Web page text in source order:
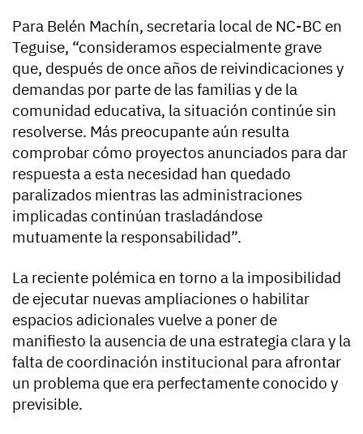
Para Belén Machín, secretaria local de NC-BC en
Teguise, “consideramos especialmente grave
que, después de once años de reivindicaciones y
demandas por parte de las familias y de la
comunidad educativa, la situación continúe sin
resolverse. Más preocupante aún resulta
comprobar cómo proyectos anunciados para dar
respuesta a esta necesidad han quedado
paralizados mientras las administraciones
implicadas continúan trasladándose
mutuamente la responsabilidad”.
La reciente polémica en torno a la imposibilidad
de ejecutar nuevas ampliaciones o habilitar
espacios adicionales vuelve a poner de
manifiesto la ausencia de una estrategia clara y la
falta de coordinación institucional para afrontar
un problema que era perfectamente conocido y
previsible.